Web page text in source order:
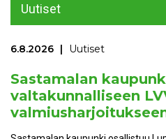
Uutiset
6.8.2026 Uutiset
Sastamalan
valtakunnalliseen